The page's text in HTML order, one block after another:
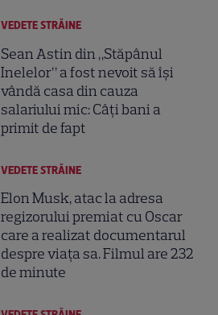
VEDETE STRĂINE
Sean Astin din „Stăpânul
Inelelor” a fost nevoit să își
vândă casa din cauza
salariului mic: Câți bani a
primit de fapt
VEDETE STRĂINE
Elon Musk, atac la adresa
regizorului premiat cu Oscar
care a realizat documentarul
despre viața sa. Filmul are 232
de minute